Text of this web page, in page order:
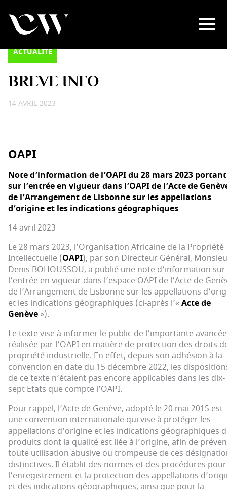
ACTUALITÉ
BREVE INFO
14 AVRIL 2023
OAPI
Note d’information de l’OAPI du 28 mars 2023 portant
sur l’entrée en vigueur dans l’OAPI de l’Acte de
de l’Arrangement de Lisbonne sur les appellations
d’origine et les indications géographiques
14 avril 2023
Le 28 mars 2023, l’Organisation Africaine de la Propriété
Intellectuelle (OAPI), par son Directeur Général,
Denis BOHOUSSOU, a publié une note d’information sur
l’entrée en vigueur dans l’espace OAPI de l’Acte de
de l’Arrangement de Lisbonne sur les appellations
et les indications géographiques (ci-après l’«Acte de
Genève »).
Le texte vise à informer le public de l’importante avancée
réalisée par l’OAPI en matière de protection des droits
propriété industrielle. En effet, depuis son adhésion à la
convention en date du 15 décembre 2022, les
de ce texte n’étaient pas encore applicables dans les dix-
sept Etats que compte l’OAPI.
Pour rappel, l’Acte de Genève, adopté le 20 mai 2015 est
une convention internationale qui vise à protéger les
appellations d’origine et les indications géographiques
produits dont la qualité est liée à l’origine, afin de
toute utilisation abusive ou trompeuse de ces
distinctives. Il établit des normes et des procédures pour
l’enregistrement et la protection des appellations
et des indications géographiques, ainsi que pour la